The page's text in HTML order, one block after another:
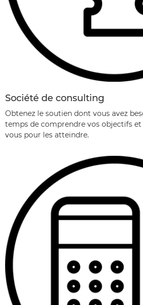
Société de consulting
Obtenez le soutien dont vous avez
temps de comprendre vos objectifs et
vous pour les atteindre.